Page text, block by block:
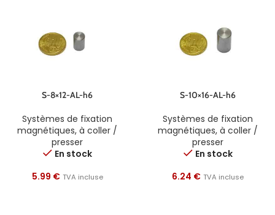
S-8×12-AL-h6
Systèmes de fixation
magnétiques, à coller /
presser
En stock
5.99 € TVA incluse
S-10×16-AL-h6
Systèmes de fixation
magnétiques, à coller /
presser
En stock
6.24 € TVA incluse